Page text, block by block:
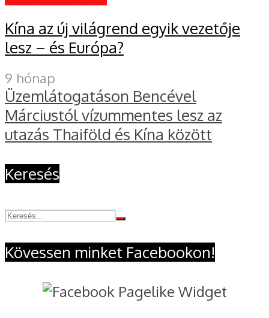
Kína az új világrend egyik vezetője
lesz – és Európa?
9 hónap
Üzemlátogatáson Bencével
Márciustól vízummentes lesz az
utazás Thaiföld és Kína között
Keresés
Kövessen minket Facebookon!